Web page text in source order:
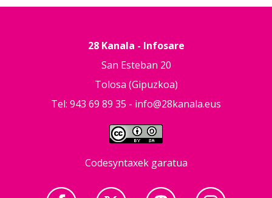
28 Kanala - Infosare
San Esteban 20
Tolosa (Gipuzkoa)
Tel: 943 69 89 35 - info@28kanala.eus
Codesyntaxek garatua